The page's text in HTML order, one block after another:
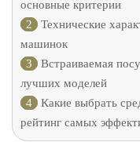
основные критерии
2
Технические
машинок
3
Встраиваемая
лучших моделей
4
Какие выбрать
рейтинг самых